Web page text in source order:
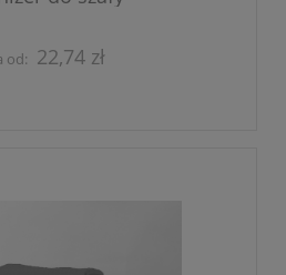
od: 22,74 zł